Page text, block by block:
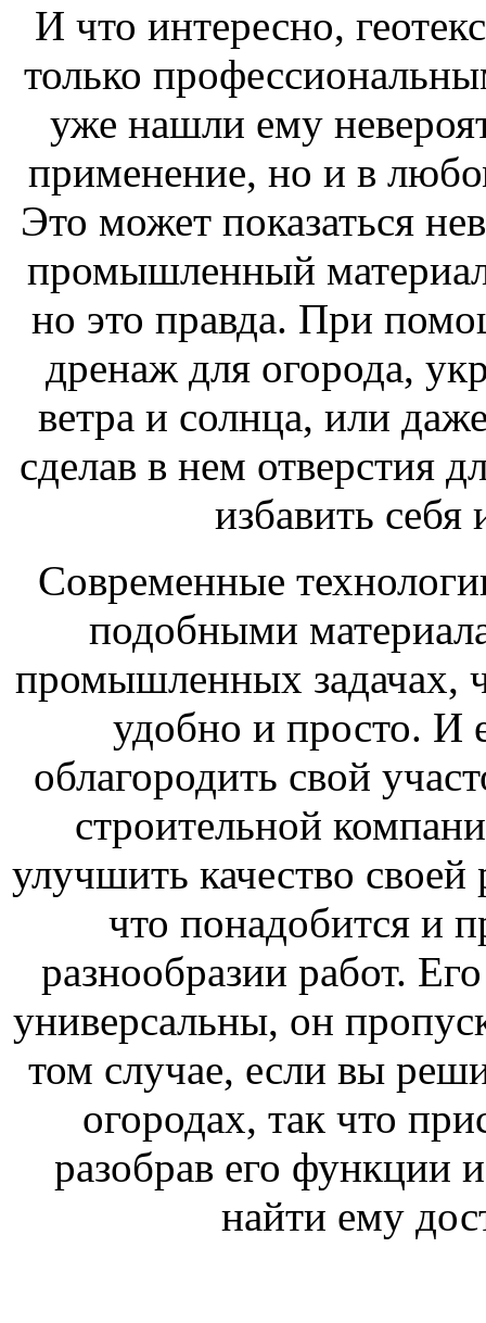
И что интересно,
только
уже нашли ему
применение, но и в
Это может показаться
промышленный
но это правда. При
дренаж для огорода,
ветра и солнца, или
сделав в нем отверстия
избавить себя
Современные
подобными
промышленных задачах,
удобно и просто. И
облагородить свой
строительной
улучшить качество своей
что понадобится и
разнообразии работ.
универсальны, он
том случае, если вы
огородах, так что
разобрав его функции
найти ему